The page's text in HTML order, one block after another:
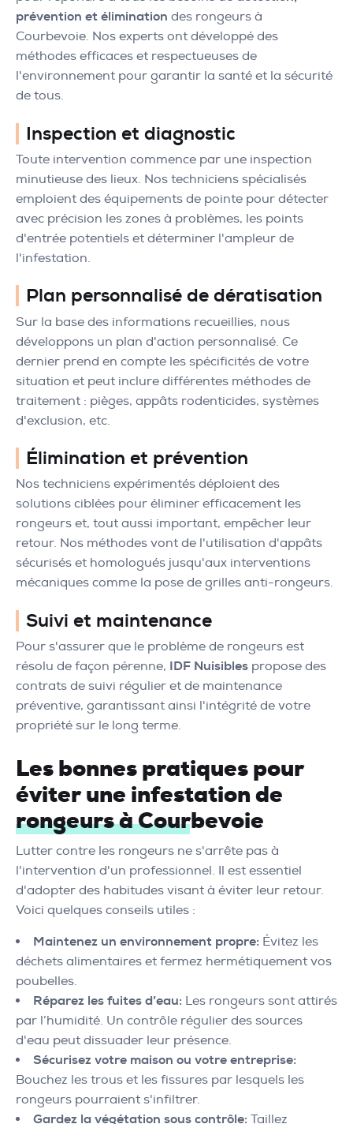
prévention et élimination des rongeurs à
Courbevoie. Nos experts ont développé des
méthodes efficaces et respectueuses de
l'environnement pour garantir la santé et la sécurité
de tous.
Inspection et diagnostic
Toute intervention commence par une inspection
minutieuse des lieux. Nos techniciens spécialisés
emploient des équipements de pointe pour détecter
avec précision les zones à problèmes, les points
d'entrée potentiels et déterminer l'ampleur de
l'infestation.
Plan personnalisé de dératisation
Sur la base des informations recueillies, nous
développons un plan d'action personnalisé. Ce
dernier prend en compte les spécificités de votre
situation et peut inclure différentes méthodes de
traitement : pièges, appâts rodenticides, systèmes
d'exclusion, etc.
Élimination et prévention
Nos techniciens expérimentés déploient des
solutions ciblées pour éliminer efficacement les
rongeurs et, tout aussi important, empêcher leur
retour. Nos méthodes vont de l'utilisation d'appâts
sécurisés et homologués jusqu'aux interventions
mécaniques comme la pose de grilles anti-rongeurs.
Suivi et maintenance
Pour s'assurer que le problème de rongeurs est
résolu de façon pérenne, IDF Nuisibles propose des
contrats de suivi régulier et de maintenance
préventive, garantissant ainsi l'intégrité de votre
propriété sur le long terme.
Les bonnes pratiques pour
éviter une infestation de
rongeurs à Courbevoie
Lutter contre les rongeurs ne s'arrête pas à
l'intervention d'un professionnel. Il est essentiel
d'adopter des habitudes visant à éviter leur retour.
Voici quelques conseils utiles :
Maintenez un environnement propre: Évitez les
déchets alimentaires et fermez hermétiquement vos
poubelles.
Réparez les fuites d’eau: Les rongeurs sont attirés
par l’humidité. Un contrôle régulier des sources
d'eau peut dissuader leur présence.
Sécurisez votre maison ou votre entreprise:
Bouchez les trous et les fissures par lesquels les
rongeurs pourraient s'infiltrer.
Gardez la végétation sous contrôle: Taillez